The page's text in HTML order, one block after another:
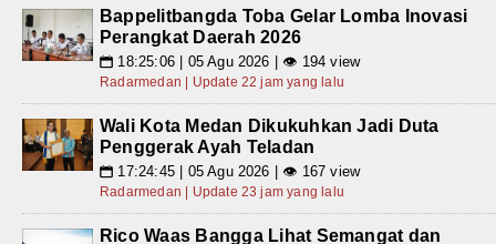
Bappelitbangda Toba Gelar Lomba Inovasi
Perangkat Daerah 2026
📅 18:25:06 | 05 Agu 2026 | 👁 194 view
Radarmedan | Update 22 jam yang lalu
Wali Kota Medan Dikukuhkan Jadi Duta
Penggerak Ayah Teladan
📅 17:24:45 | 05 Agu 2026 | 👁 167 view
Radarmedan | Update 23 jam yang lalu
Rico Waas Bangga Lihat Semangat dan